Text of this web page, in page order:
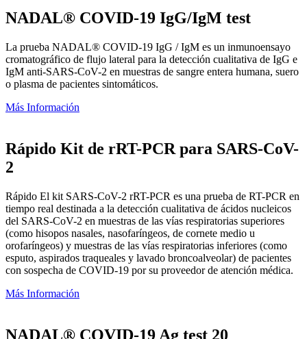
NADAL® COVID-19 IgG/IgM test
La prueba NADAL® COVID-19 IgG / IgM es un inmunoensayo
cromatográfico de flujo lateral para la detección cualitativa de IgG e
IgM anti-SARS-CoV-2 en muestras de sangre entera humana, suero
o plasma de pacientes sintomáticos.
Más Información
Rápido Kit de rRT-PCR para SARS-CoV-
2
Rápido El kit SARS-CoV-2 rRT-PCR es una prueba de RT-PCR en
tiempo real destinada a la detección cualitativa de ácidos nucleicos
del SARS-CoV-2 en muestras de las vías respiratorias superiores
(como hisopos nasales, nasofaríngeos, de cornete medio u
orofaríngeos) y muestras de las vías respiratorias inferiores (como
esputo, aspirados traqueales y lavado broncoalveolar) de pacientes
con sospecha de COVID-19 por su proveedor de atención médica.
Más Información
NADAL® COVID-19 Ag test 20